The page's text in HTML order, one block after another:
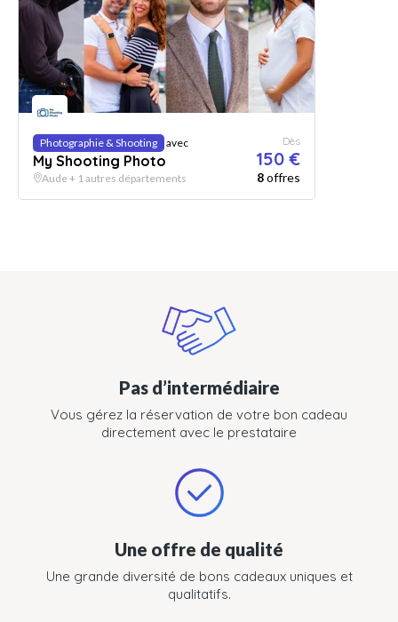
Photographie & Shooting avec
My Shooting Photo
Dès
150 €
Aude + 1 autres départements 8offres
Pas d’intermédiaire
Vous gérez la réservation de votre bon cadeau
directement avec le prestataire
Une offre de qualité
Une grande diversité de bons cadeaux uniques et
qualitatifs.